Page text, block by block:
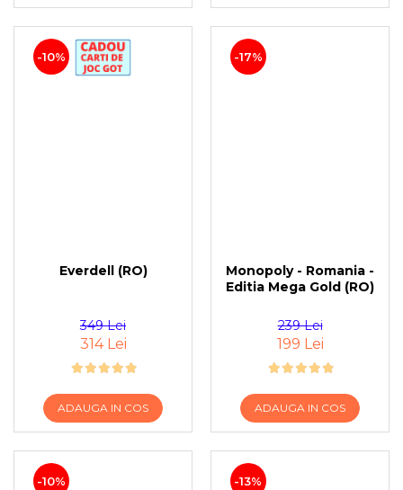
-10%
Everdell (RO)
349 Lei
314 Lei
ADAUGA IN COS
-17%
Monopoly - Romania -
Editia Mega Gold (RO)
239 Lei
199 Lei
ADAUGA IN COS
-10% -13%